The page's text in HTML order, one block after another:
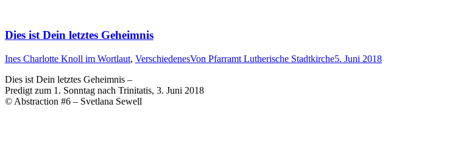
Dies ist Dein letztes Geheimnis
Ines Charlotte Knoll im Wortlaut, VerschiedenesVon Pfarramt Lutherische Stadtkirche5. Juni 2018
Dies ist Dein letztes Geheimnis –
Predigt zum 1. Sonntag nach Trinitatis, 3. Juni 2018
© Abstraction #6 – Svetlana Sewell